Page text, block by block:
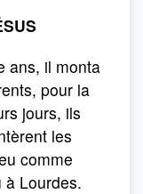
ans, il monta
pour la
jours, ils
les
comme
à Lourdes.